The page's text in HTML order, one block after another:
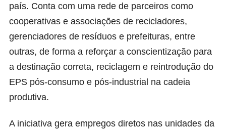
país. Conta com uma rede de parceiros como
cooperativas e associações de recicladores,
gerenciadores de resíduos e prefeituras, entre
outras, de forma a reforçar a conscientização para
a destinação correta, reciclagem e reintrodução do
EPS pós-consumo e pós-industrial na cadeia
produtiva.
A iniciativa gera empregos diretos nas unidades da